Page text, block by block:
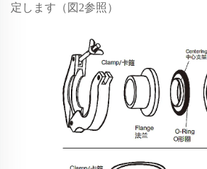
定します（図2参照）